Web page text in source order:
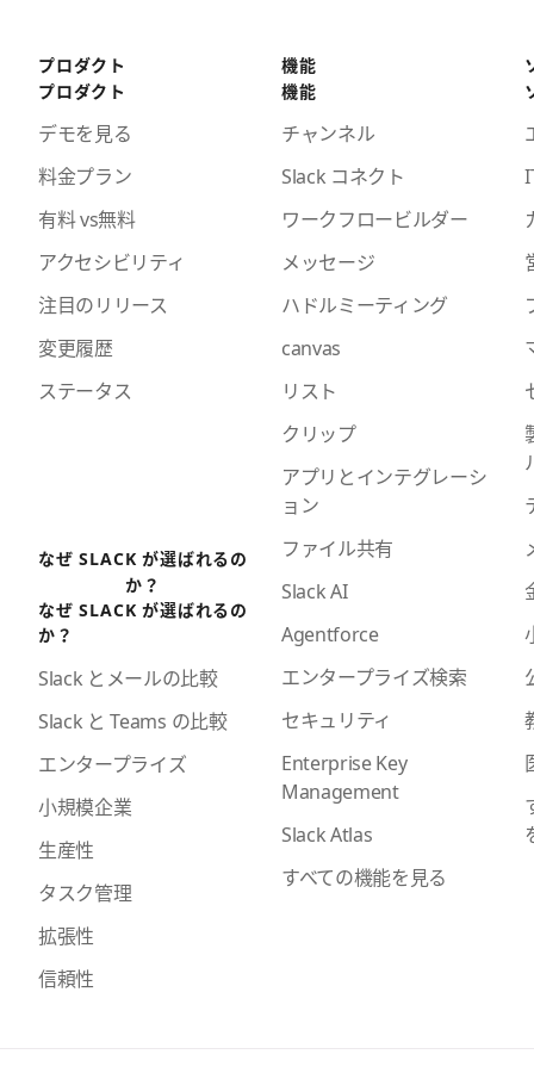
プロダクト
プロダクト
デモを見る
料金プラン
有料 vs無料
アクセシビリティ
注目のリリース
変更履歴
ステータス
なぜ SLACK が選ばれるの
か？
なぜ SLACK が選ばれるの
か？
Slack とメールの比較
Slack と Teams の比較
エンタープライズ
小規模企業
生産性
タスク管理
拡張性
信頼性
機能
機能
チャンネル
Slack コネクト
ワークフロービルダー
メッセージ
ハドルミーティング
canvas
リスト
クリップ
アプリとインテグレーシ
ョン
ファイル共有
Slack AI
Agentforce
エンタープライズ検索
セキュリティ
Enterprise Key
Management
Slack Atlas
すべての機能を見る